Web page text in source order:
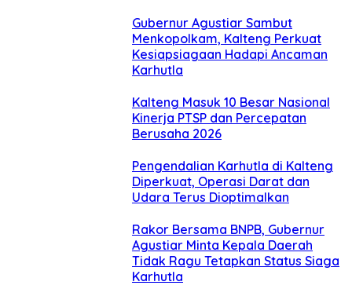
Gubernur Agustiar Sambut
Menkopolkam, Kalteng Perkuat
Kesiapsiagaan Hadapi Ancaman
Karhutla
Kalteng Masuk 10 Besar Nasional
Kinerja PTSP dan Percepatan
Berusaha 2026
Pengendalian Karhutla di Kalteng
Diperkuat, Operasi Darat dan
Udara Terus Dioptimalkan
Rakor Bersama BNPB, Gubernur
Agustiar Minta Kepala Daerah
Tidak Ragu Tetapkan Status Siaga
Karhutla